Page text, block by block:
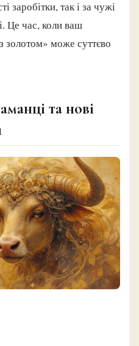
заробітки, так і за чужі
Це час, коли ваш
золотом» може суттєво
та нові